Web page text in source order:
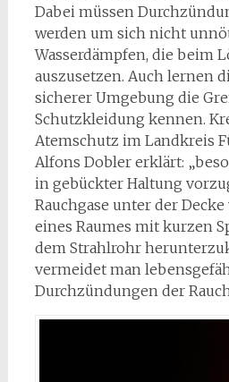
Dabei müssen
werden um sich nicht
Wasserdämpfen, die beim
auszusetzen. Auch lernen
sicherer Umgebung die
Schutzkleidung kennen.
Atemschutz im Landkreis
Alfons Dobler erklärt:
in gebückter Haltung
Rauchgase unter der
eines Raumes mit kurzen
dem Strahlrohr
vermeidet man
Durchzündungen der